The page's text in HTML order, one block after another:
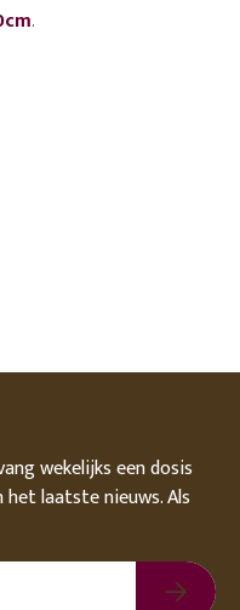
.
wekelijks een dosis
laatste nieuws. Als